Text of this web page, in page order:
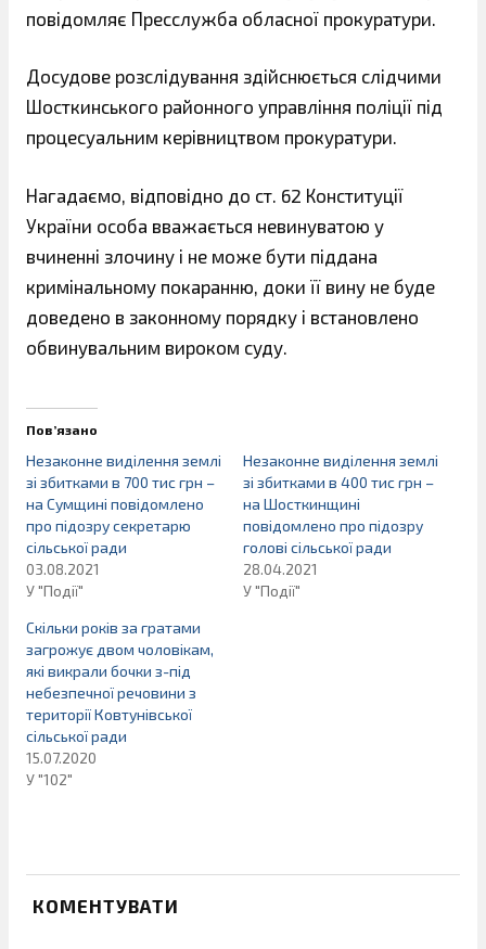
повідомляє Пресслужба обласної прокуратури.
Досудове розслідування здійснюється слідчими
Шосткинського районного управління поліції під
процесуальним керівництвом прокуратури.
Нагадаємо, відповідно до ст. 62 Конституції
України особа вважається невинуватою у
вчиненні злочину і не може бути піддана
кримінальному покаранню, доки її вину не буде
доведено в законному порядку і встановлено
обвинувальним вироком суду.
Пов’язано
Незаконне виділення землі
зі збитками в 700 тис грн –
на Сумщині повідомлено
про підозру секретарю
сільської ради
03.08.2021
У "Події"
Незаконне виділення землі
зі збитками в 400 тис грн –
на Шосткинщині
повідомлено про підозру
голові сільської ради
28.04.2021
У "Події"
Скільки років за гратами
загрожує двом чоловікам,
які викрали бочки з-під
небезпечної речовини з
території Ковтунівської
сільської ради
15.07.2020
У "102"
КОМЕНТУВАТИ